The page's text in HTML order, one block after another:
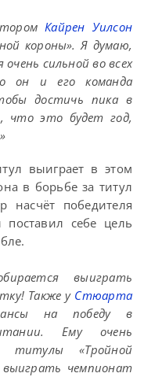
Кайрен Уилсон
короны». Я думаю,
сильной во всех
он и его команда
достичь пика в
что это будет год,
выиграет в этом
в борьбе за титул
насчёт победителя
себе цель
выиграть
Также у Стюарта
на победу в
Ему очень
титулы «Тройной
чемпионат